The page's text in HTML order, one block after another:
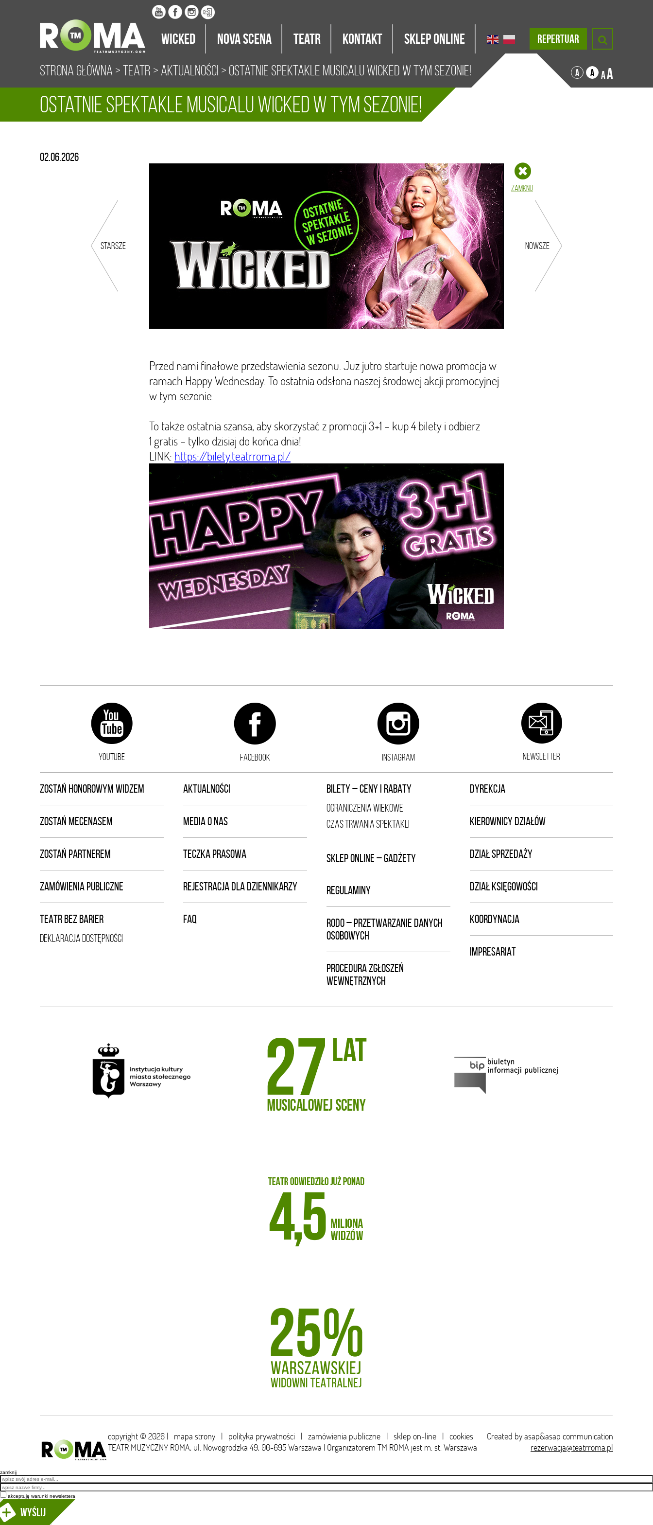
Wicked Nova Scena Teatr Kontakt Sklep Online REPERTUAR
Strona główna >Teatr > Aktualności > Ostatnie spektakle musicalu WICKED w tym sezonie! A A AA
Ostatnie spektakle musicalu WICKED w tym sezonie!
02.06.2026
Zamknij
nowsze
starsze
Przed nami finałowe przedstawienia sezonu. Już jutro startuje nowa promocja w
ramach Happy Wednesday. To ostatnia odsłona naszej środowej akcji promocyjnej
w tym sezonie.
To także ostatnia szansa, aby skorzystać z promocji 3+1 – kup 4 bilety i odbierz
1 gratis – tylko dzisiaj do końca dnia!
LINK: https://bilety.teatrroma.pl/
YOUTUBE FACEBOOK INSTAGRAM NEWSLETTER
ZOSTAŃ HONOROWYM WIDZEM
ZOSTAŃ MECENASEM
ZOSTAŃ PARTNEREM
ZAMÓWIENIA PUBLICZNE
TEATR BEZ BARIER
DEKLARACJA DOSTĘPNOŚCI
AKTUALNOŚCI
MEDIA O NAS
TECZKA PRASOWA
REJESTRACJA DLA DZIENNIKARZY
FAQ
BILETY – CENY I RABATY
OGRANICZENIA WIEKOWE
CZAS TRWANIA SPEKTAKLI
SKLEP ONLINE – GADŻETY
REGULAMINY
RODO – PRZETWARZANIE DANYCH
OSOBOWYCH
PROCEDURA ZGŁOSZEŃ
WEWNĘTRZNYCH
DYREKCJA
KIEROWNICY DZIAŁÓW
DZIAŁ SPRZEDAŻY
DZIAŁ KSIĘGOWOŚCI
KOORDYNACJA
IMPRESARIAT
copyright © 2026 | mapa strony | polityka prywatności | zamówienia publiczne | sklep on-line | cookies
TEATR MUZYCZNY ROMA, ul. Nowogrodzka 49, 00-695 Warszawa | Organizatorem TM ROMA jest m. st. Warszawa
Created byasap&asap communication
rezerwacja@teatrroma.pl
zamknij
Email
akceptuję warunki newslettera
Wyślij